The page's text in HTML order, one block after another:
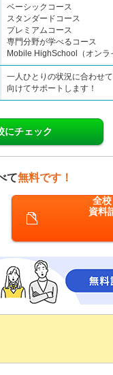
ベーシックコース
スタンダードコース
プレミアムコース
専門分野が学べるコース
Mobile HighSchool（オンラ
一人ひとりの状況に合わせ
向けてサポートします！
にチェック
て無料です！
全
資料